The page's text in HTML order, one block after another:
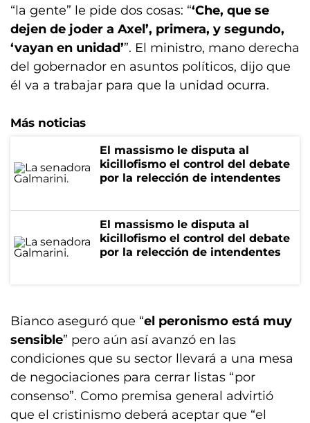
“la gente” le pide dos cosas: “‘Che, que se
dejen de joder a Axel’, primera, y segundo,
‘vayan en unidad’”. El ministro, mano derecha
del gobernador en asuntos políticos, dijo que
él va a trabajar para que la unidad ocurra.
Más noticias
El massismo le disputa al
kicillofismo el control del debate
por la relección de intendentes
El massismo le disputa al
kicillofismo el control del debate
por la relección de intendentes
Bianco aseguró que “el peronismo está muy
sensible” pero aún así avanzó en las
condiciones que su sector llevará a una mesa
de negociaciones para cerrar listas “por
consenso”. Como premisa general advirtió
que el cristinismo deberá aceptar que “el